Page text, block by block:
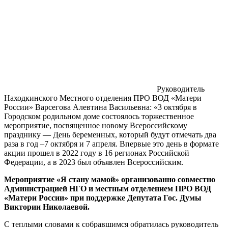
Руководитель
Находкинского Местного отделения ПРО ВОД «Матери
России» Варсегова Алевтина Васильевна: «3 октября в
Городском родильном доме состоялось торжественное
мероприятие, посвященное новому Всероссийскому
празднику — День беременных, который будут отмечать два
раза в год –7 октября и 7 апреля. Впервые это день в формате
акции прошел в 2022 году в 16 регионах Российской
Федерации, а в 2023 был объявлен Всероссийским.
Мероприятие «Я стану мамой» организованно совместно
Администрацией НГО и местным отделением ПРО ВОД
«Матери России» при поддержке Депутата Гос. Думы
Виктории Николаевой.
С теплыми словами к собравшимся обратилась руководитель